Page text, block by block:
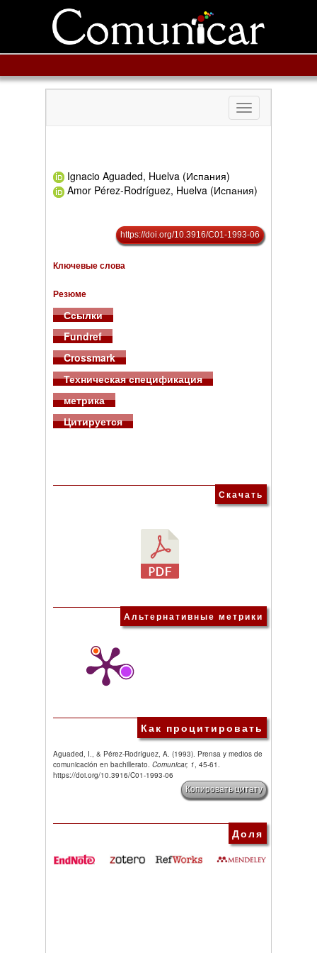
Toggle
navigation
Ignacio Aguaded, Huelva (Испания)
Amor Pérez-Rodríguez, Huelva (Испания)
https://doi.org/10.3916/C01-1993-06
Ключевые слова
Резюме
Ссылки
Fundref
Crossmark
Техническая спецификация
метрика
Цитируется
Скачать
Альтернативные метрики
Как процитировать
Aguaded, I., & Pérez-Rodríguez, A. (1993). Prensa y medios de
comunicación en bachillerato. Comunicar, 1 , 45-61.
https://doi.org/10.3916/C01-1993-06
Копировать цитату
Доля